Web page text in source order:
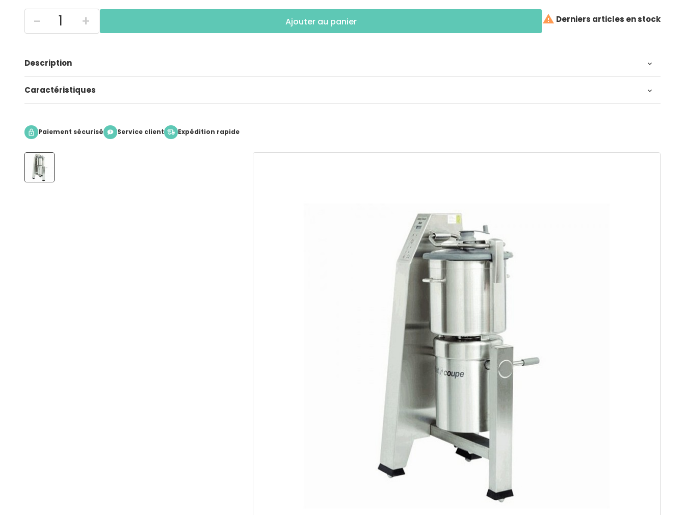
- + Ajouter au panier  Derniers articles en stock
Description 
Caractéristiques 
Paiement sécurisé Service client Expédition rapide